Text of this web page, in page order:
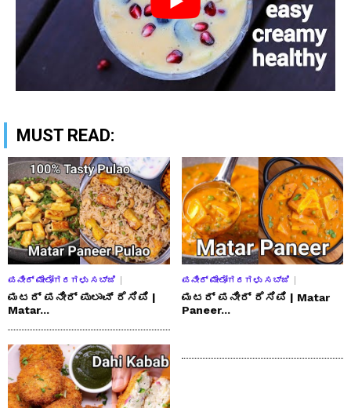
MUST READ:
ಪನೀರ್ ಮೇಲೋಗರಗಳು ಸಬ್ಜಿ
ಮಟರ್ ಪನೀರ್ ಪುಲಾವ್ ರೆಸಿಪಿ |
Matar...
ಪನೀರ್ ಮೇಲೋಗರಗಳು ಸಬ್ಜಿ
ಮಟರ್ ಪನೀರ್ ರೆಸಿಪಿ | Matar
Paneer...